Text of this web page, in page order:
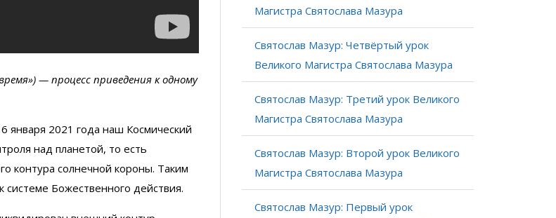
— процесс приведения к одному
января 2021 года наш Космический
над планетой, то есть
контура солнечной короны. Таким
Божественного действия.
Магистра Святослава Мазура
Святослав Мазур: Четвёртый урок
Великого Магистра Святослава Мазура
Святослав Мазур: Третий урок Великого
Магистра Святослава Мазура
Святослав Мазур: Второй урок Великого
Магистра Святослава Мазура
Святослав Мазур: Первый урок